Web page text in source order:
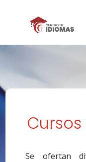
Se ofertan